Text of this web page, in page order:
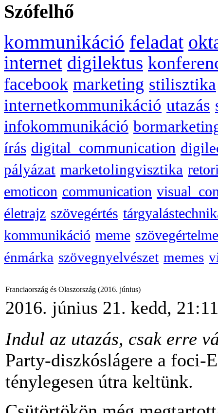
Szófelhő
kommunikáció feladat
internet digilektus
facebook marketing stilisztika
internetkommunikáció utazás
infokommunikáció
írás digital_communication
pályázat marketolingvisztika
emoticon communication
életrajz szövegértés
kommunikáció meme
énmárka szövegnyelvészet memes
Franciaország és Olaszország (2016. június)
2016. június 21. kedd, 21:11
Indul az utazás, csak erre
Party-diszkóslágere a foci-
ténylegesen útra keltünk.